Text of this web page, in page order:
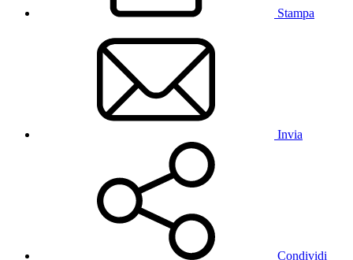
Stampa
Invia
Condividi